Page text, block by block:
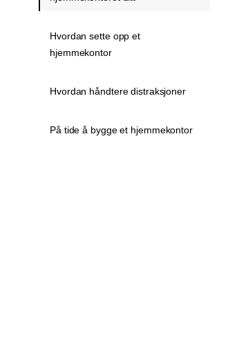
Hvordan sette opp et
hjemmekontor
Hvordan håndtere distraksjoner
På tide å bygge et hjemmekontor